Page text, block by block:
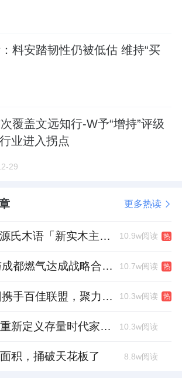
料安踏韧性仍被低估 维持“买
覆盖文远知行-W予“增持”评级
业进入拐点
29
更多热读
一城双响 | 源氏木语「新实木主义——黑标生活提案」发布会落地天津，黑标旗舰店盛大启幕 10.9w阅读 热
贝壳租房与成都燃气达成战略合作 打通安全巡检“最后一米” 10.7w阅读 热
爱琴海集团携手百佳联盟，聚力共拓存量商业新赛道 10.3w阅读 热
圣象焕新家重新定义存量时代家居升级逻辑，筑牢说换就换的底气！ 10.3w阅读
积，捅破天花板了 8.8w阅读